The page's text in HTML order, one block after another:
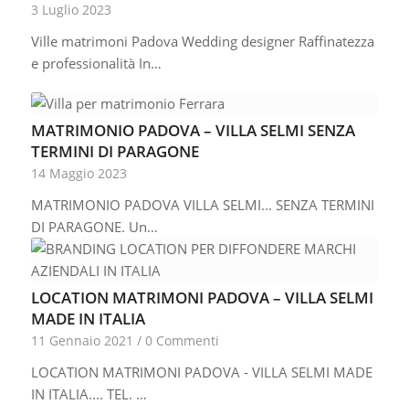
3 Luglio 2023
Ville matrimoni Padova Wedding designer Raffinatezza
e professionalità In…
MATRIMONIO PADOVA – VILLA SELMI SENZA
TERMINI DI PARAGONE
14 Maggio 2023
MATRIMONIO PADOVA VILLA SELMI... SENZA TERMINI
DI PARAGONE. Un…
LOCATION MATRIMONI PADOVA – VILLA SELMI
MADE IN ITALIA
11 Gennaio 2021 / 0 Commenti
LOCATION MATRIMONI PADOVA - VILLA SELMI MADE
IN ITALIA.... TEL. …